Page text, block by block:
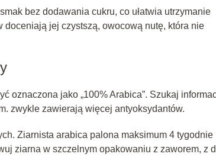
bez dodawania cukru, co ułatwia utrzymanie
doceniają jej czystszą, owocową nutę, która nie
oznaczona jako „100% Arabica”. Szukaj
zwykle zawierają więcej antyoksydantów.
Ziarnista arabica palona maksimum 4 tygodnie
ziarna w szczelnym opakowaniu z zaworem, z